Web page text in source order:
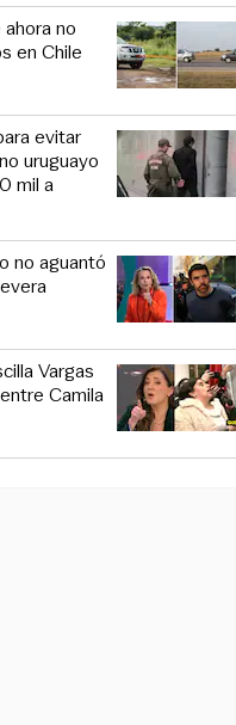
no
en Chile
evitar
uruguayo
mil a
no aguantó
Vargas
Camila